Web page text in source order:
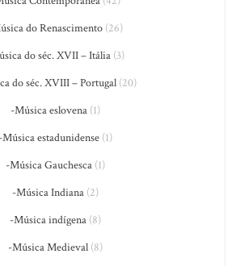
do Renascimento (26)
do séc. XVII – Itália (3)
do séc. XVIII – Portugal (20)
-Música eslovena(1)
-Música estadunidense(1)
-Música Gauchesca(1)
-Música Indiana(2)
-Música indígena(8)
-Música Medieval(8)